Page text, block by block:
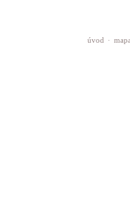
úvod ·